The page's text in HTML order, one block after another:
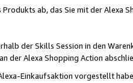
Produkts ab, das Sie mit der Alexa
der Skills Session in den
der Alexa Shopping Action
Einkaufsaktion vorgestellt